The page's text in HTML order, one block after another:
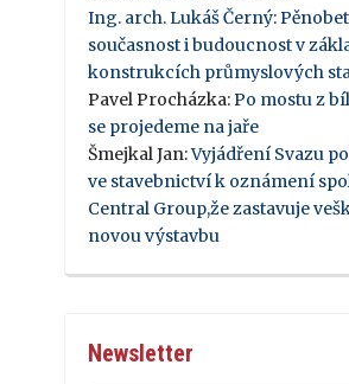
Ing. arch. Lukáš Černý:
současnost i budoucnost v
konstrukcích průmyslových
Pavel Procházka:Po mostu z
se projedeme na jaře
Šmejkal Jan:Vyjádření Svazu
ve stavebnictví k oznámení
Central Group,že zastavuje
novou výstavbu
Newsletter